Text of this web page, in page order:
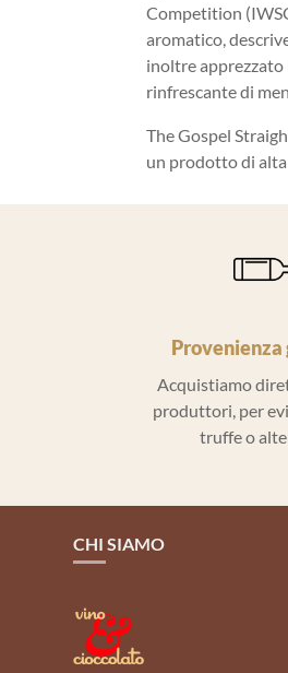
Competition
aromatico,
inoltre apprezzato
rinfrescante di
The Gospel
un prodotto di
Acquistiamo
produttori, per
truffe o
CHI SIAMO